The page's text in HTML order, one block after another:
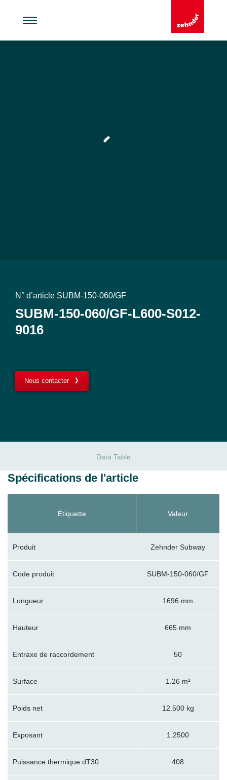
N° d’article SUBM-150-060/GF
SUBM-150-060/GF-L600-S012-
9016
Nous contacter
Data Table
Spécifications de l'article
Étiquette Valeur
Produit Zehnder Subway
Code produit SUBM-150-060/GF
Longueur 1696 mm
Hauteur 665 mm
Entraxe de raccordement 50
Surface 1.26 m²
Poids net 12.500 kg
Exposant 1.2500
Puissance thermique dT30 408